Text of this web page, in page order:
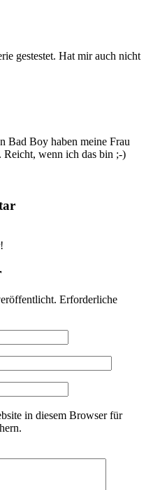
gestestet. Hat mir auch nicht
Bad Boy haben meine Frau
wenn ich das bin ;-)
Erforderliche
in diesem Browser für